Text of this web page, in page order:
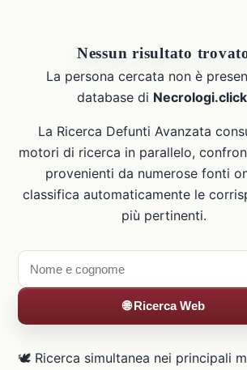
Nessun risultato
La persona cercata non è
database di Necrologi.click
La Ricerca Defunti Avanzata
motori di ricerca in parallelo,
provenienti da numerose fonti
classifica automaticamente le
più pertinenti.
🌐 Ricerca Web
🕊️ Ricerca simultanea nei principali